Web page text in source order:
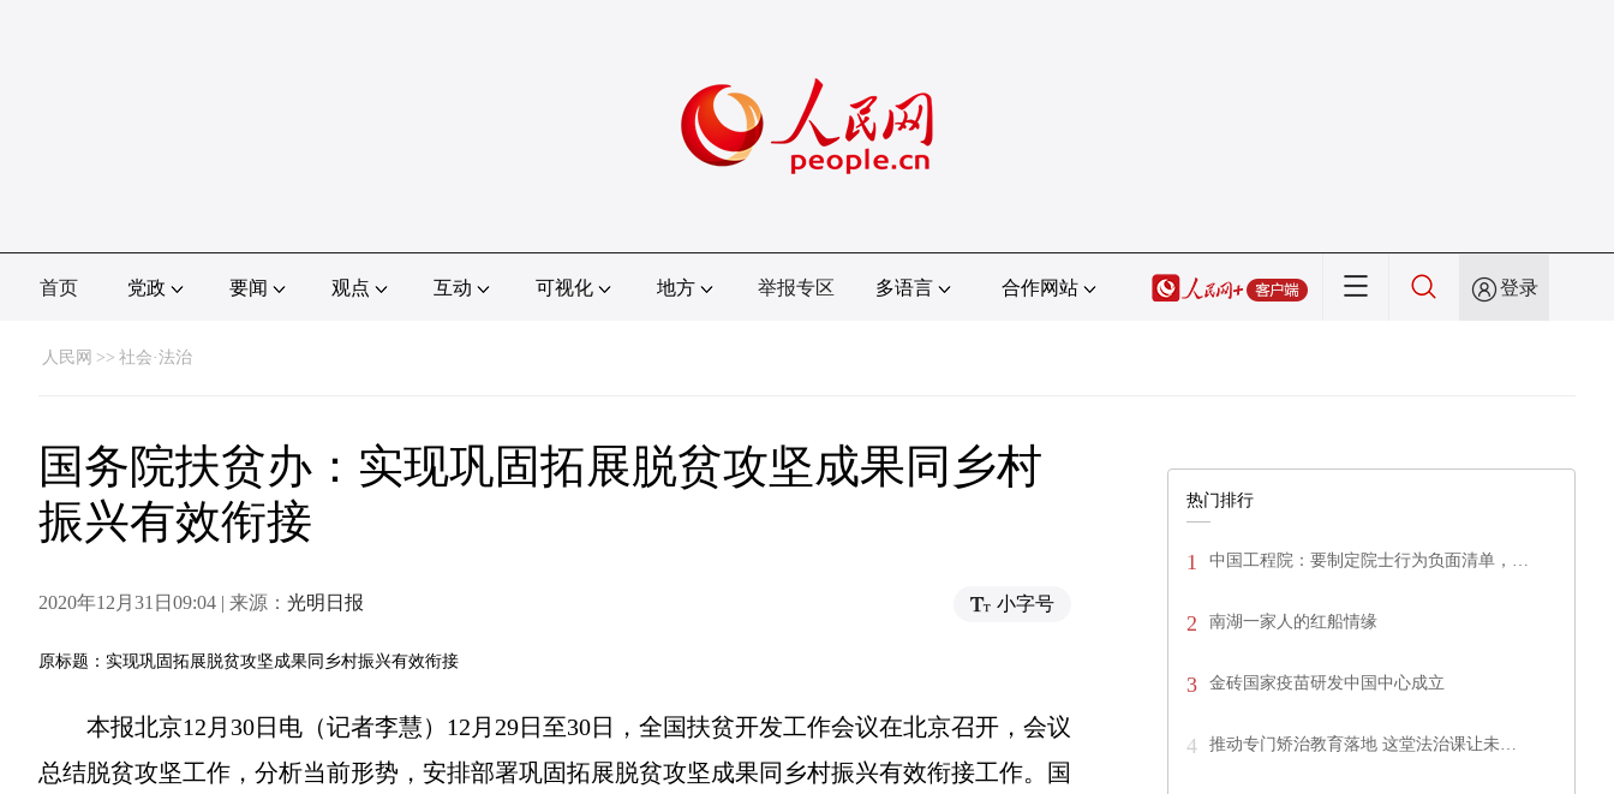
首页 党政 要闻 观点 互动 可视化 地方 举报专区 多语言 合作网站 登录
人民网 >> 社会·法治
国务院扶贫办：实现巩固拓展脱贫攻坚成果同乡村
振兴有效衔接
2020年12月31日09:04 | 来源： 光明日报 小字号
原标题：实现巩固拓展脱贫攻坚成果同乡村振兴有效衔接
本报北京12月30日电（记者李慧）12月29日至30日，全国扶贫开发工作会议在北京召开，会议
总结脱贫攻坚工作，分析当前形势，安排部署巩固拓展脱贫攻坚成果同乡村振兴有效衔接工作。国
热门排行
1 中国工程院：要制定院士行为负面清单，…
2 南湖一家人的红船情缘
3 金砖国家疫苗研发中国中心成立
4 推动专门矫治教育落地 这堂法治课让未…